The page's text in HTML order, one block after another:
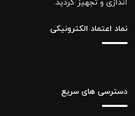
اندازی و تجهیز گردید.
نماد اعتماد الکترونیکی
دسترسی های سریع